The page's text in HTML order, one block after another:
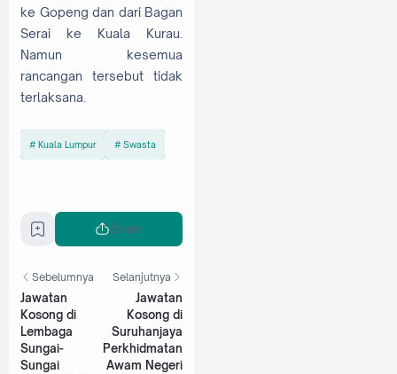
ke Gopeng dan dari Bagan
Serai ke Kuala Kurau.
Namun kesemua
rancangan tersebut tidak
terlaksana.
Kuala Lumpur Swasta
Share
Sebelumnya
Jawatan
Kosong di
Lembaga
Sungai-
Sungai
Selanjutnya
Jawatan
Kosong di
Suruhanjaya
Perkhidmatan
Awam Negeri